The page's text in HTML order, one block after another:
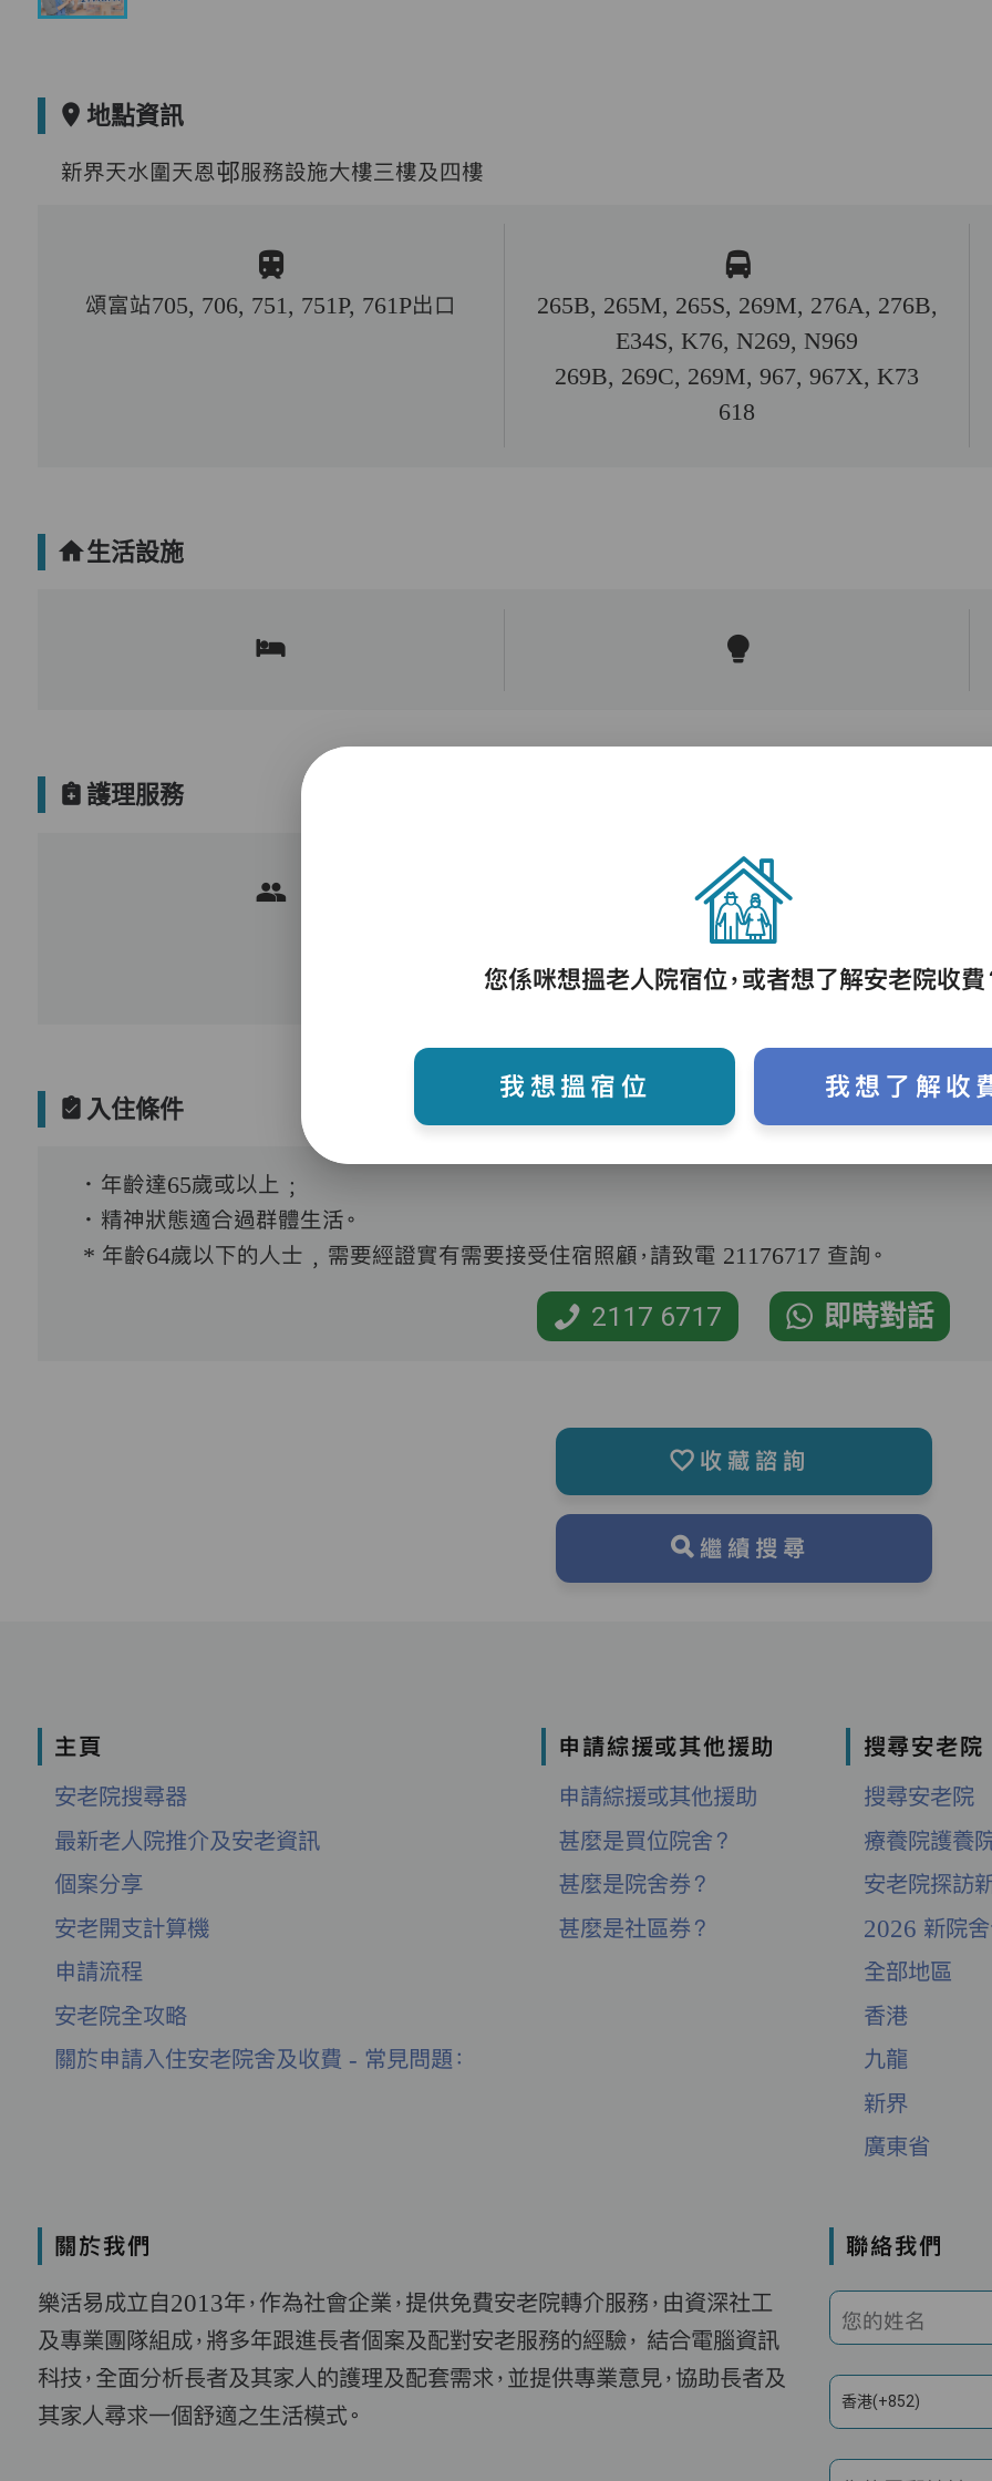
地點資訊
新界天水圍天恩邨服務設施大樓三樓及四樓
頌富站705, 706, 751, 751P, 761P出口
265B, 265M, 265S, 269M, 276A, 276B,
E34S, K76, N269, N969
269B, 269C, 269M, 967, 967X, K73
618
生活設施
護理服務
護理評估、執藥、核派藥、量度生命表徵、協
助沐浴、餵飯、換尿片
入住條件
．年齡達65歲或以上﹔
．精神狀態適合過群體生活。
* 年齡64歲以下的人士﹐需要經證實有需要接受住宿照顧，請致電 21176717 查詢。
2117 6717 即時對話
收藏諮詢
繼續搜尋
主頁
安老院搜尋器
最新老人院推介及安老資訊
個案分享
安老開支計算機
申請流程
安老院全攻略
關於申請入住安老院舍及收費 - 常見問題：
申請綜援或其他援助
申請綜援或其他援助
甚麼是買位院舍？
甚麼是院舍券？
甚麼是社區券？
搜尋安老院
搜尋安老院
療養院護養
安老院探訪
2026 新院
全部地區
香港
九龍
新界
廣東省
關於我們
樂活易成立自2013年，作為社會企業，提供免費安老院轉介服務，由資深社工
及專業團隊組成，將多年跟進長者個案及配對安老服務的經驗， 結合電腦資訊
科技，全面分析長者及其家人的護理及配套需求，並提供專業意見，協助長者及
其家人尋求一個舒適之生活模式。
聯絡我們
您的姓名
香港(+852)
您係咪想搵老人院宿位，或者想了解安老院收費
我想搵宿位 我想了解收